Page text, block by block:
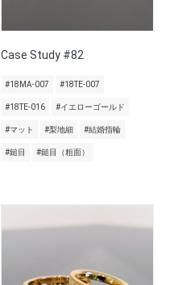
Case Study #82
#18MA-007 #18TE-007
#18TE-016 #イエローゴールド
#マット #梨地細 #結婚指輪
#鎚目 #鎚目（粗面）